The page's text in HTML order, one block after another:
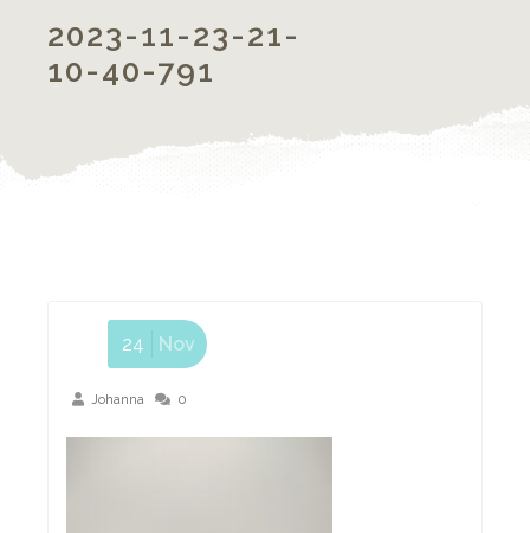
2023-11-23-21-
10-40-791
Johanna 0
24 Nov